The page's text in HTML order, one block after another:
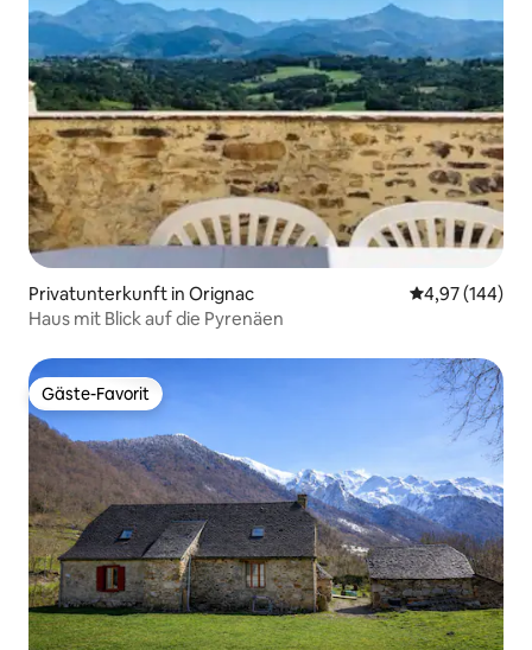
Privatunterkunft in Orignac
4,97 (144)
Haus mit Blick auf die Pyrenäen
Gäste-Favorit
Gäste-Favorit